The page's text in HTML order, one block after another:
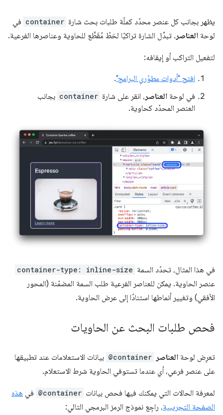
يظهر بجانب كل عنصر محدّد كملّة طلبات بحث شارة container في
لوحة العناصر . تبدِّل الشارة تراكبًا لخطّ مُقَطَّع للحاوية وعناصرها الفرعية.
لتفعيل التراكب أو إيقافه:
افتح "أدوات مطوّري البرامج".
في لوحة العناصر ، انقر على شارة container بجانب
العنصر المحدّد كحاوية.
في هذا المثال، تحدّد السمة container-type: inline-size
عنصر الحاوية. يمكن للعناصر الفرعية طلب السمة المضمّنة (المحور
الأفقي) وتغيير أنماطها استنادًا إلى عرض الحاوية.
فحص طلبات البحث عن الحاويات
تعرِض لوحة العناصر @container بيانات الاستعلامات عند تطبيقها
على عنصر فرعي، أي عندما تستوفي الحاوية شرط الاستعلام.
لمعرفة الحالات التي يمكنك فيها فحص بيانات @container في هذه
الصفحة التجريبية، راجِع نموذج الرمز البرمجي التالي: